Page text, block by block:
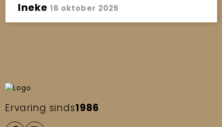
Ineke 16 oktober 2025
Ervaring sinds1986